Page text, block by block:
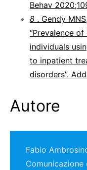
Behav
8 . Gendy
“Prevalence
individuals
to inpatient
disorders”.
Autore
Fabio
Comunicazione